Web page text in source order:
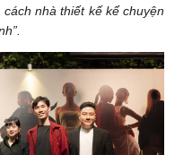
nhà thiết kế kể chuyện